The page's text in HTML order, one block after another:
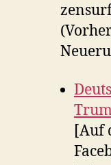
[Auf